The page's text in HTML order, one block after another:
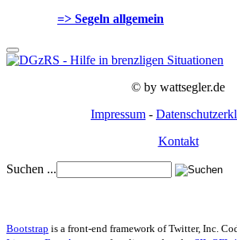
=> Segeln allgemein
© by wattsegler.de
Impressum -
Kontakt
Suchen ...
Bootstrap is a front-end framework of Twitter, Inc.